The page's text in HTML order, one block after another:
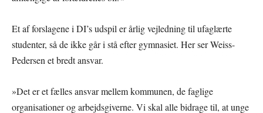
Et af forslagene i DI’s udspil er årlig vejledning til ufaglærte
studenter, så de ikke går i stå efter gymnasiet. Her ser Weiss-
Pedersen et bredt ansvar.
»Det er et fælles ansvar mellem kommunen, de faglige
organisationer og arbejdsgiverne. Vi skal alle bidrage til, at unge